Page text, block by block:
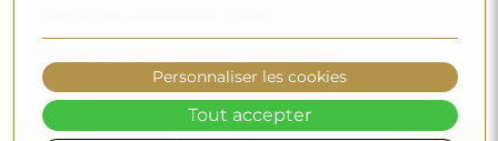
Personnaliser les cookies
Tout accepter